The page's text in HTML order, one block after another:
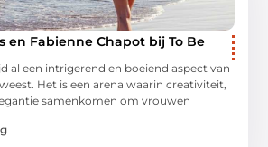
en Fabienne Chapot bij To Be
al een intrigerend en boeiend aspect van
Het is een arena waarin creativiteit,
samenkomen om vrouwen